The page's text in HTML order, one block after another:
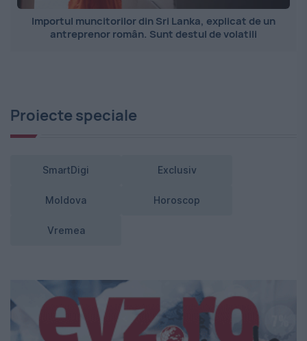
Importul muncitorilor din Sri Lanka, explicat de un
antreprenor român. Sunt destul de volatili
Proiecte speciale
SmartDigi Exclusiv
Moldova Horoscop
Vremea